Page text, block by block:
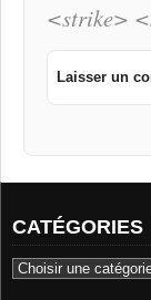
<strike>
CATÉGORIES